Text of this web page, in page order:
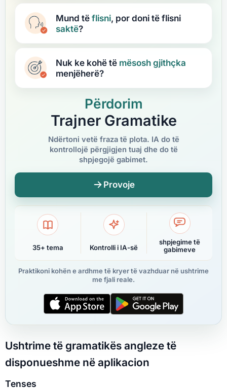
Mund tëflisni, por doni të flisni
saktë?
Nuk ke kohë të mësoshgjithçka
menjëherë?
Përdorim
Trajner Gramatike
Ndërtoni vetë fraza të plota. IA do të
kontrollojë përgjigjen tuaj dhe do të
shpjegojë gabimet.
Provoje
35+ tema Kontrolli i IA-së
shpjegime të
gabimeve
Praktikoni kohën e ardhme të kryer të vazhduar në ushtrime
me fjali reale.
Ushtrime të gramatikës angleze të
disponueshme në aplikacion
Tenses